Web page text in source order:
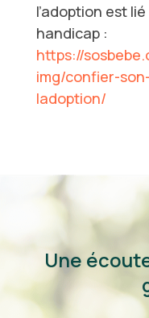
l’adoption est
handicap :
https://
img/confier-
ladoption/
Une